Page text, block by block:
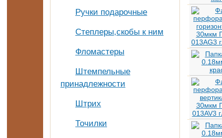
Ручки подарочные
Степлеры,скобы к ним
Фломастеры
Штемпельные
принадлежности
Штрих
Точилки